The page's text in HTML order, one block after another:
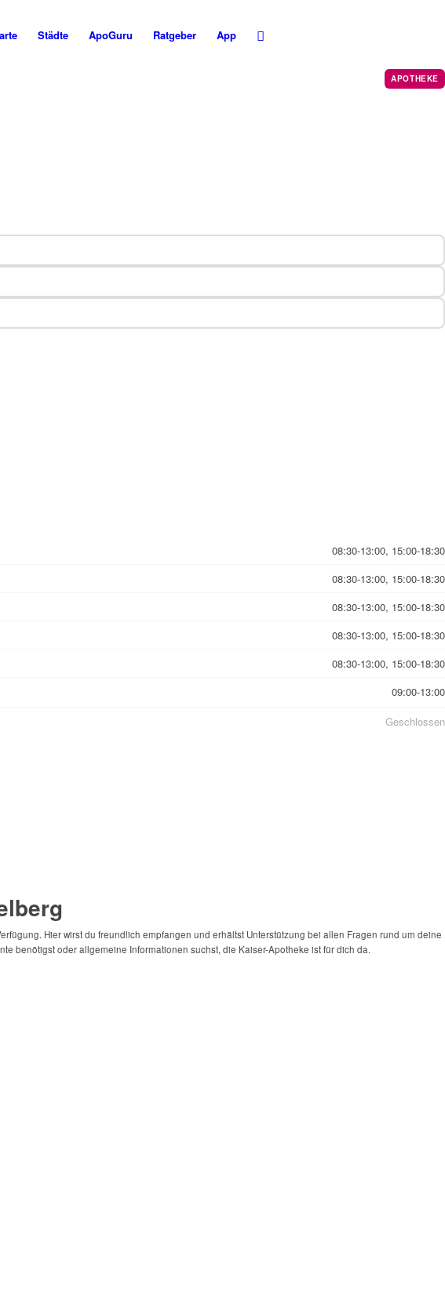
Städte ApoGuru Ratgeber App
APOTHEKE
08:30-13:00, 15:00-18:30
08:30-13:00, 15:00-18:30
08:30-13:00, 15:00-18:30
08:30-13:00, 15:00-18:30
08:30-13:00, 15:00-18:30
09:00-13:00
Geschlossen
Hier wirst du freundlich empfangen und erhältst Unterstützung bei allen Fragen rund um deine
benötigst oder allgemeine Informationen suchst, die Kaiser-Apotheke ist für dich da.